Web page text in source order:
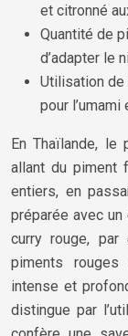
et citronné
Quantité de
d’adapter le
Utilisation de
pour
En Thaïlande,
allant du piment
entiers, en
préparée avec
curry rouge,
piments
intense et
distingue par